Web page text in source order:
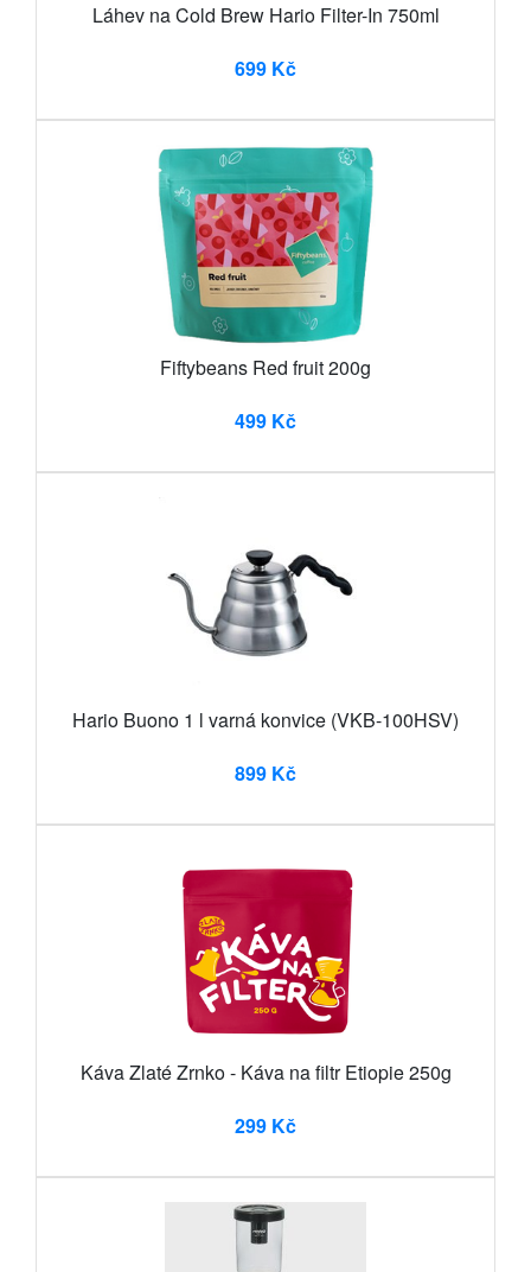
Láhev na Cold Brew Hario Filter-In 750ml
699 Kč
Fiftybeans Red fruit 200g
499 Kč
Hario Buono 1 l varná konvice (VKB-100HSV)
899 Kč
Káva Zlaté Zrnko - Káva na filtr Etiopie 250g
299 Kč